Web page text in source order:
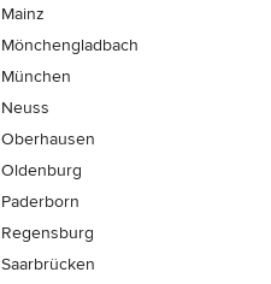
Mainz
Mönchen­gladbach
München
Neuss
Oberhausen
Oldenburg
Paderborn
Regensburg
Saarbrücken